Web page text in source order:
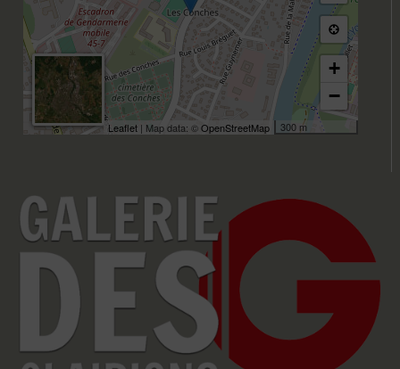
+
−
300 m
Leaflet | Map data: ©OpenStreetMap